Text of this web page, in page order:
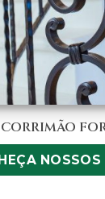
CORRIMÃO